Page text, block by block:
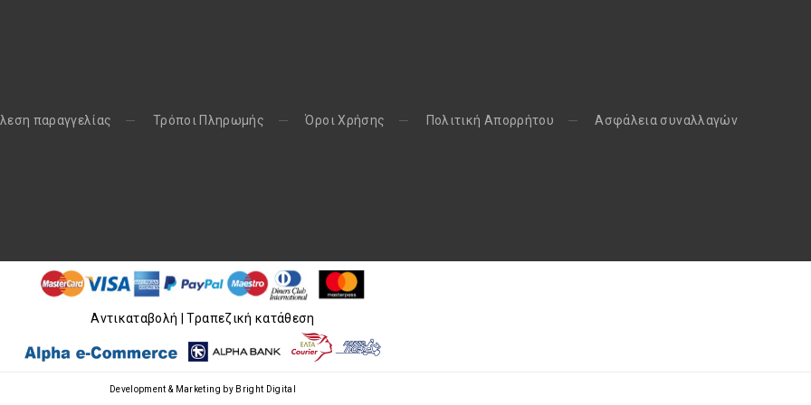
παραγγελίας Τρόποι Πληρωμής Όροι Χρήσης Πολιτική Απορρήτου Aσφάλεια συναλλαγών
Aντικαταβολή | Τραπεζική κατάθεση
Development & Marketing by Bright Digital